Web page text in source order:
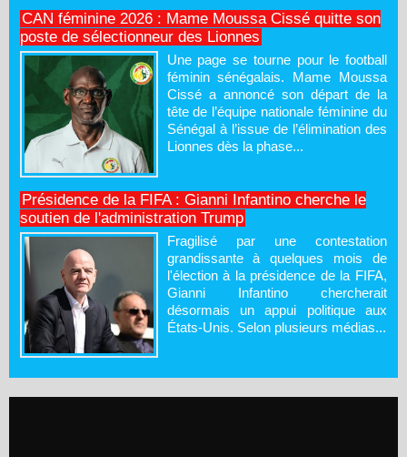
CAN féminine 2026 : Mame Moussa Cissé quitte son
poste de sélectionneur des Lionnes
Une page se tourne pour le football
féminin sénégalais. Mame Moussa
Cissé a annoncé son départ de la
tête de l’équipe nationale féminine du
Sénégal à l’issue de l’élimination des
Lionnes dès la phase...
Présidence de la FIFA : Gianni Infantino cherche le
soutien de l'administration Trump
Fragilisé par une contestation
grandissante à quelques mois de
l'élection à la présidence de la FIFA,
Gianni Infantino chercherait
désormais un appui politique aux
États-Unis. Selon plusieurs médias...